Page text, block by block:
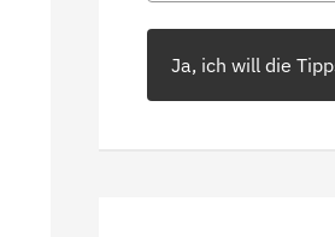
Ja, ich will die